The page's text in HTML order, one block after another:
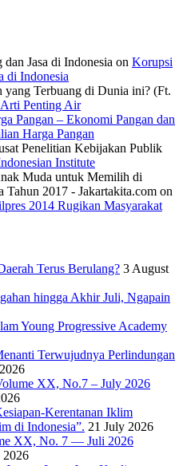
Jasa di Indonesia on Korupsi
di Indonesia
yang Terbuang di Dunia ini? (Ft.
Penting Air
Pangan – Ekonomi Pangan dan
Harga Pangan
Penelitian Kebijakan Publik
Institute
Muda untuk Memilih di
Tahun 2017 - Jakartakita.com on
2014 Rugikan Masyarakat
Terus Berulang? 3 August
hingga Akhir Juli, Ngapain
Young Progressive Academy
Terwujudnya Perlindungan
XX, No.7 – July 2026
Kerentanan Iklim
di Indonesia”. 21 July 2026
XX, No. 7 — Juli 2026
2026